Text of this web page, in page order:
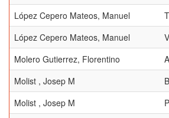
López Cepero Mateos, Manuel
López Cepero Mateos, Manuel
Molero Gutierrez, Florentino
Molist , Josep M
Molist , Josep M